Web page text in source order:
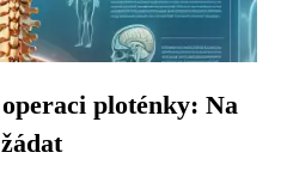
ploténky: Na